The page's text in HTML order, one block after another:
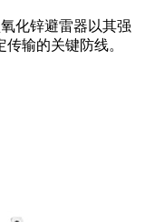
化锌避雷器以其强
输的关键防线。